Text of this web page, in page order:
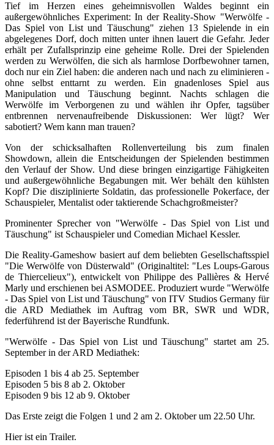
Tief im Herzen eines geheimnisvollen Waldes beginnt ein
außergewöhnliches Experiment: In der Reality-Show "Werwölfe -
Das Spiel von List und Täuschung" ziehen 13 Spielende in ein
abgelegenes Dorf, doch mitten unter ihnen lauert die Gefahr. Jeder
erhält per Zufallsprinzip eine geheime Rolle. Drei der Spielenden
werden zu Werwölfen, die sich als harmlose Dorfbewohner tarnen,
doch nur ein Ziel haben: die anderen nach und nach zu eliminieren -
ohne selbst enttarnt zu werden. Ein gnadenloses Spiel aus
Manipulation und Täuschung beginnt. Nachts schlagen die
Werwölfe im Verborgenen zu und wählen ihr Opfer, tagsüber
entbrennen nervenaufreibende Diskussionen: Wer lügt? Wer
sabotiert? Wem kann man trauen?
Von der schicksalhaften Rollenverteilung bis zum finalen
Showdown, allein die Entscheidungen der Spielenden bestimmen
den Verlauf der Show. Und diese bringen einzigartige Fähigkeiten
und außergewöhnliche Begabungen mit. Wer behält den kühlsten
Kopf? Die disziplinierte Soldatin, das professionelle Pokerface, der
Schauspieler, Mentalist oder taktierende Schachgroßmeister?
Prominenter Sprecher von "Werwölfe - Das Spiel von List und
Täuschung" ist Schauspieler und Comedian Michael Kessler.
Die Reality-Gameshow basiert auf dem beliebten Gesellschaftsspiel
"Die Werwölfe von Düsterwald" (Originaltitel: "Les Loups-Garous
de Thiercelieux"), entwickelt von Philippe des Pallières & Hervé
Marly und erschienen bei ASMODEE. Produziert wurde "Werwölfe
- Das Spiel von List und Täuschung" von ITV Studios Germany für
die ARD Mediathek im Auftrag vom BR, SWR und WDR,
federführend ist der Bayerische Rundfunk.
"Werwölfe - Das Spiel von List und Täuschung" startet am 25.
September in der ARD Mediathek:
Episoden 1 bis 4 ab 25. September
Episoden 5 bis 8 ab 2. Oktober
Episoden 9 bis 12 ab 9. Oktober
Das Erste zeigt die Folgen 1 und 2 am 2. Oktober um 22.50 Uhr.
Hier ist ein Trailer.